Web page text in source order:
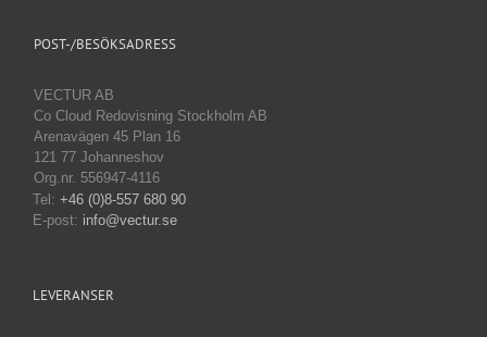
POST-/BESÖKSADRESS
VECTUR AB
Co Cloud Redovisning Stockholm AB
Arenavägen 45 Plan 16
121 77 Johanneshov
Org.nr. 556947-4116
Tel: +46 (0)8-557 680 90
E-post: info@vectur.se
LEVERANSER